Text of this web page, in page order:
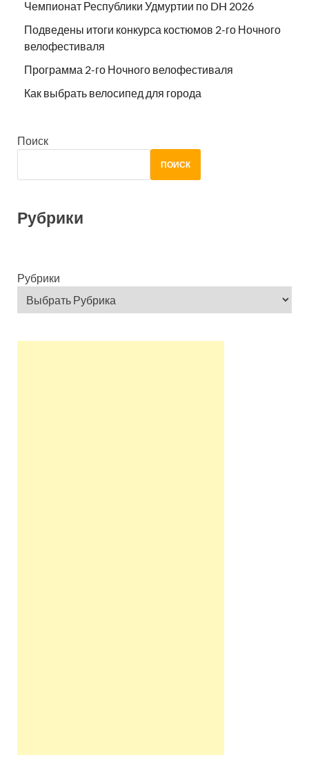
Чемпионат Республики Удмуртии по DH 2026
Подведены итоги конкурса костюмов 2-го Ночного
велофестиваля
Программа 2-го Ночного велофестиваля
Как выбрать велосипед для города
Поиск
ПОИСК
Рубрики
Рубрики